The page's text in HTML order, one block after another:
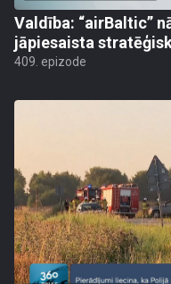
Valdība: “airBaltic”
jāpiesaista
409. epizode